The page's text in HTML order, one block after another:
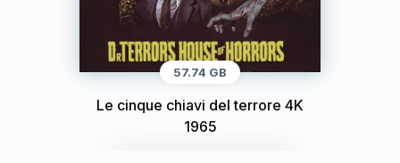
57.74 GB
Le cinque chiavi del terrore 4K
1965